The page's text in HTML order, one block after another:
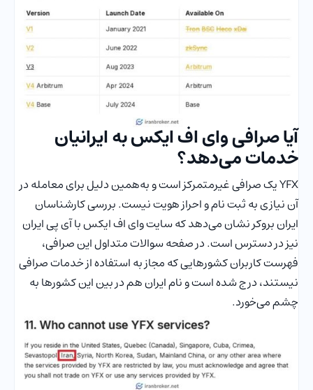
آیا صرافی وای اف ایکس به ایرانیان
خدمات می‌دهد؟
YFX یک صرافی غیرمتمرکز است و به‌همین دلیل برای معامله در
آن نیازی به ثبت نام و احراز هویت نیست. بررسی کارشناسان
ایران بروکر نشان می‌دهد که سایت وای اف ایکس با آی پی ایران
نیز در دسترس است. در صفحه سوالات متداول این صرافی،
فهرست کاربران کشورهایی که مجاز به استفاده از خدمات صرافی
نیستند، درج شده است و نام ایران هم در بین این کشورها به
چشم می‌خورد.